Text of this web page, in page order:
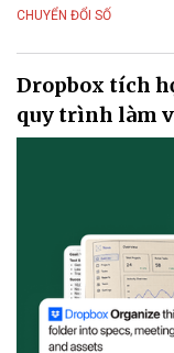
CHUYỂN ĐỔI SỐ
Dropbox tích
quy trình làm